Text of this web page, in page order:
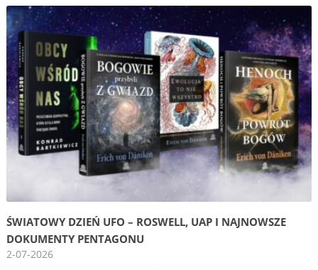
ŚWIATOWY DZIEŃ UFO – ROSWELL, UAP I NAJNOWSZE
DOKUMENTY PENTAGONU
2-07-2026